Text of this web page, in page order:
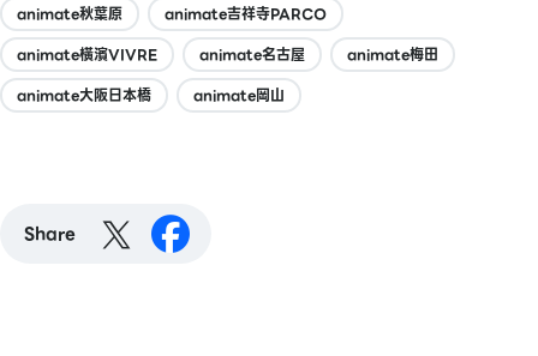
animate秋葉原
animate吉祥寺PARCO
animate橫濱VIVRE
animate名古屋
animate梅田
animate大阪日本橋
animate岡山
Share